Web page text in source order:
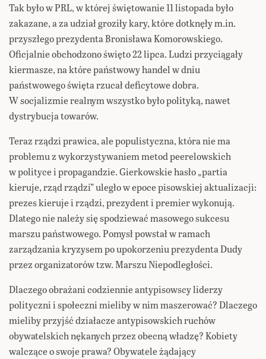
Tak było w PRL, w której świętowanie 11 listopada było
zakazane, a za udział groziły kary, które dotknęły m.in.
przyszłego prezydenta Bronisława Komorowskiego.
Oficjalnie obchodzono święto 22 lipca. Ludzi przyciągały
kiermasze, na które państwowy handel w dniu
państwowego święta rzucał deficytowe dobra.
W socjalizmie realnym wszystko było polityką, nawet
dystrybucja towarów.
Teraz rządzi prawica, ale populistyczna, która nie ma
problemu z wykorzystywaniem metod peerelowskich
w polityce i propagandzie. Gierkowskie hasło „partia
kieruje, rząd rządzi” uległo w epoce pisowskiej aktualizacji:
prezes kieruje i rządzi, prezydent i premier wykonują.
Dlatego nie należy się spodziewać masowego sukcesu
marszu państwowego. Pomysł powstał w ramach
zarządzania kryzysem po upokorzeniu prezydenta Dudy
przez organizatorów tzw. Marszu Niepodległości.
Dlaczego obrażani codziennie antypisowscy liderzy
polityczni i społeczni mieliby w nim maszerować? Dlaczego
mieliby przyjść działacze antypisowskich ruchów
obywatelskich nękanych przez obecną władzę? Kobiety
walczące o swoje prawa? Obywatele żądający